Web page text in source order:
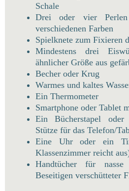
Schale
Drei oder vier
verschiedenen Farben
Spielknete zum Fixieren
Mindestens drei
ähnlicher Größe aus
Becher oder Krug
Warmes und kaltes
Ein Thermometer
Smartphone oder Tablet
Ein Bücherstapel
Stütze für das Telefon/
Eine Uhr oder ein
Klassenzimmer reicht
Handtücher für
Beseitigen verschütteter